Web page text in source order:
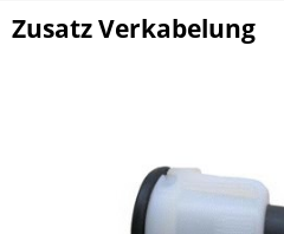
Zusatz Verkabelung